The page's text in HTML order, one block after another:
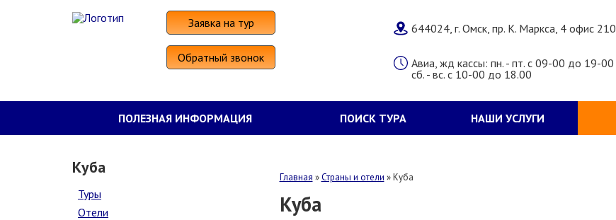
Заявка на тур
Обратный звонок
644024, г. Омск, пр. К. Маркса, 4 офис 210
Авиа, жд кассы: пн. - пт. с 09-00 до 19-00
сб. - вс. с 10-00 до 18.00
ПОЛЕЗНАЯ ИНФОРМАЦИЯ ПОИСК ТУРА НАШИ УСЛУГИ
Куба
Туры
Отели
Главная »Страны и отели »Куба
Куба